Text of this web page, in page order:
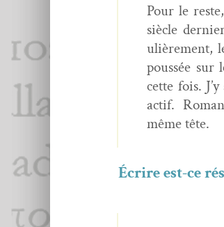
Pour le
siè­cle
ulière­ment,
poussée
cette fois.
act­if.
même tête.
Écrire est-ce